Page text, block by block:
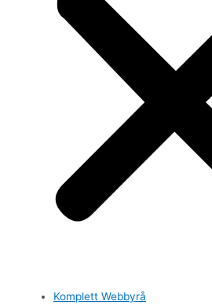
Komplett Webbyrå